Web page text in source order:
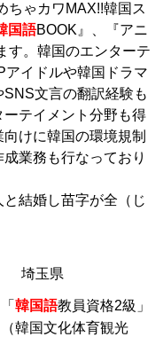
ちゃカワMAX!!韓国ス
国語BOOK』、『アニ
す。韓国のエンターテ
アイドルや韓国ドラマ
文言の翻訳経験も
テイメント分野も得
けに韓国の環境規制
業務も行なっており
結婚し苗字が全（じ
埼玉県
「 韓国語教員資格2級」
（韓国文化体育観光